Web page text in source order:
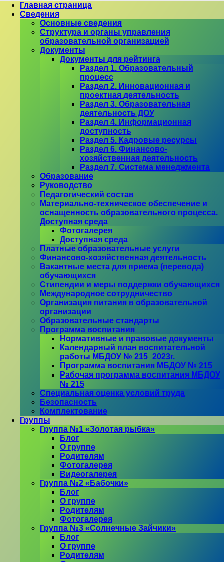
Главная страница
Сведения
Основные сведения
Структура и органы управления
образовательной организацией
Документы
Документы для рейтинга
Раздел 1. Образовательный
процесс
Раздел 2. Инновационная и
проектная деятельность
Раздел 3. Образовательная
деятельность ДОУ
Раздел 4. Информационная
доступность
Раздел 5. Кадровые ресурсы
Раздел 6. Финансово-
хозяйственная деятельность
Раздел 7. Система менеджмента
Образование
Руководство
Педагогический состав
Материально-техническое обеспечение и
оснащенность образовательного процесса.
Доступная среда
Фотогалерея
Доступная среда
Платные образовательные услуги
Финансово-хозяйственная деятельность
Вакантные места для приема (перевода)
обучающихся
Стипендии и меры поддержки обучающихся
Международное сотрудничество
Организация питания в образовательной
организации
Образовательные стандарты
Программа воспитания
Нормативные и правовые документы
Календарный план воспитательной
работы МБДОУ № 215_2023г.
Программа воспитания МБДОУ № 215
Рабочая программа воспитания МБДОУ
№ 215
Специальная оценка условий труда
Безопасность
Комплектование
Группы
Группа №1 «Золотая рыбка»
Блог
О группе
Родителям
Фотогалерея
Видеогалерея
Группа №2 «Бабочки»
Блог
О группе
Родителям
Фотогалерея
Группа №3 «Солнечные Зайчики»
Блог
О группе
Родителям